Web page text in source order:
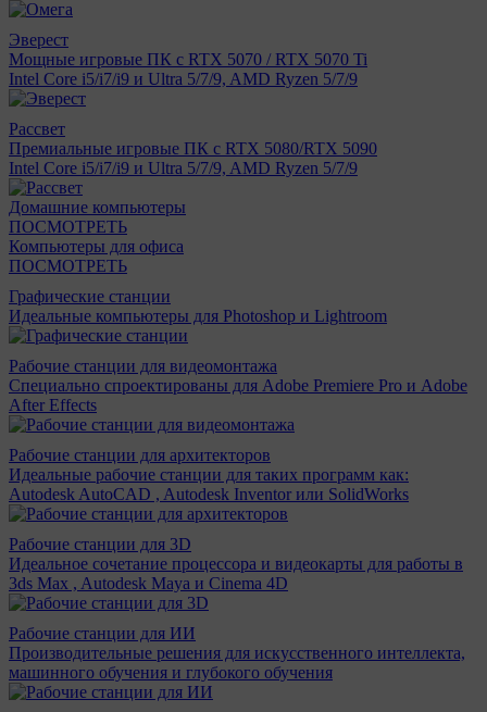
Эверест
Мощные игровые ПК с RTX 5070 / RTX 5070 Ti
Intel Core i5/i7/i9 и Ultra 5/7/9, AMD Ryzen 5/7/9
Рассвет
Премиальные игровые ПК с RTX 5080/RTX 5090
Intel Core i5/i7/i9 и Ultra 5/7/9, AMD Ryzen 5/7/9
Домашние компьютеры
ПОСМОТРЕТЬ
Компьютеры для офиса
ПОСМОТРЕТЬ
Графические станции
Идеальные компьютеры для Photoshop и Lightroom
Рабочие станции для видеомонтажа
Специально спроектированы для Adobe Premiere Pro и Adobe
After Effects
Рабочие станции для архитекторов
Идеальные рабочие станции для таких программ как:
Autodesk AutoCAD , Autodesk Inventor или SolidWorks
Рабочие станции для 3D
Идеальное сочетание процессора и видеокарты для работы в
3ds Max , Autodesk Maya и Cinema 4D
Рабочие станции для ИИ
Производительные решения для искусственного интеллекта,
машинного обучения и глубокого обучения